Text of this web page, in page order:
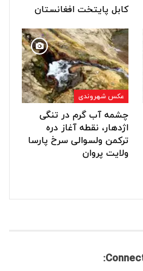
کابل پایتخت افغانستان
عکس شهروندی
چشمه آب گرم در تنگی
اژدهار، نقطه آغاز دره
ترکمن ولسوالی سرخ پارسا
ولایت پروان